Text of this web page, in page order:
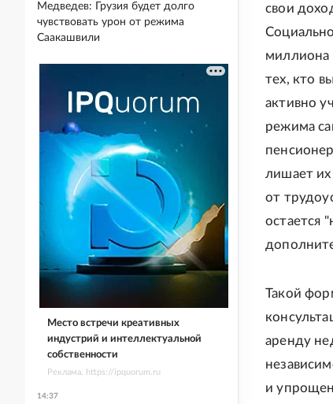
свои
миллиона
тех, кто
активно
режима
лишает
от
остается
Такой
аренду
и
Медведев: Грузия будет долго
чувствовать урон от режима
Саакашвили
Место встречи креативных
индустрий и интеллектуальной
собственности
Реклама. https://ipquorum.ru
14:37